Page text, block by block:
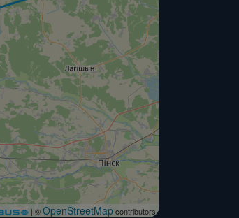
| ©OpenStreetMapcontributors